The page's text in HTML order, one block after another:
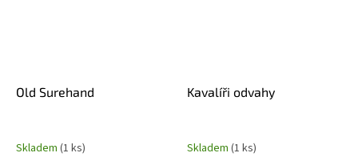
Old Surehand
Skladem (1 ks)
Kavalíři odvahy
Skladem (1 ks)